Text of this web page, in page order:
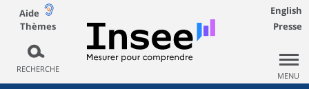
Aide
Thèmes
RECHERCHE
English
Presse
MENU